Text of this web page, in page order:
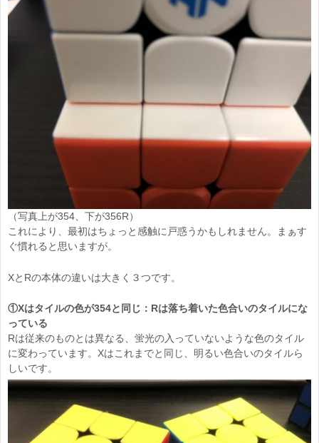
（写真上が354、下が356R）
これにより、最初はちょっと感触に戸惑うかもしれません。まぁす
ぐ慣れると思いますが。
XとRの本体の違いは大きく３つです。
①Xはタイルの色が354と同じ：Rは落ち着いた色合いのタイルにな
っている
Rは従来のものとは異なる、蛍光の入っていないような色のタイル
に変わっています。Xはこれまでと同じ、明るい色合いのタイルら
しいです。